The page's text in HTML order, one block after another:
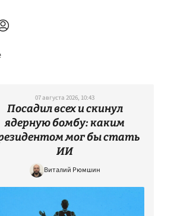
07 августа 2026, 10:43
Посадил всех и скинул
ядерную бомбу: каким
мог бы стать
ИИ
Виталий Рюмшин